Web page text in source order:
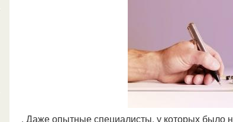
. Даже опытные специалисты, у которых было